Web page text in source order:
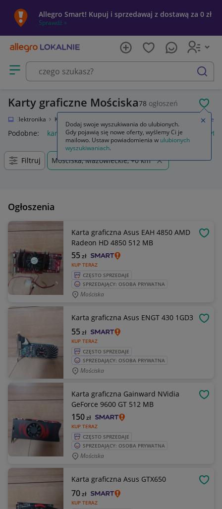
Allegro Smart! Kupuj i sprzedawaj z dostawą za 0 zł
Sprawdź »
Otwórz menu z kategoriami
szukaj
Karty graficzne Mościska78 ogłoszeń
Elektronika Komputery Karty graficzne
Podobne: karty graficzne używane karty graficzne uchwyt
Filtruj Mościska, Mazowieckie, +0 km
Ogłoszenia
Karta graficzna Asus EAH 4850 AMD
Radeon HD 4850 512 MB
KUP TERAZ
55zł
CZĘSTO SPRZEDAJE
SPRZEDAJĄCY: OSOBA PRYWATNA
Mościska
Karta graficzna Asus ENGT 430 1GD3
KUP TERAZ
55zł
CZĘSTO SPRZEDAJE
SPRZEDAJĄCY: OSOBA PRYWATNA
Mościska
Karta graficzna Gainward NVidia
GeForce 9600 GT 512 MB
KUP TERAZ
150zł
CZĘSTO SPRZEDAJE
SPRZEDAJĄCY: OSOBA PRYWATNA
Mościska
Karta graficzna Asus GTX650
KUP TERAZ
70zł
Dodaj swoje wyszukiwania do ulubionych.
Gdy pojawią się nowe oferty, wyślemy Ci je
mailowo. Ustaw powiadomienia w ulubionych
wyszukiwaniach.